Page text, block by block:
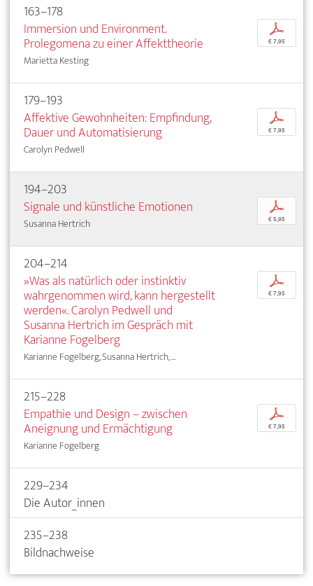
163–178
Immersion und Environment.
Prolegomena zu einer Affekttheorie
Marietta Kesting
p
€ 7,95
179–193
Affektive Gewohnheiten: Empfindung,
Dauer und Automatisierung
Carolyn Pedwell
p
€ 7,95
194–203
Signale und künstliche Emotionen
Susanna Hertrich
p
€ 5,95
204–214
»Was als natürlich oder instinktiv
wahrgenommen wird, kann hergestellt
werden«. Carolyn Pedwell und
Susanna Hertrich im Gespräch mit
Karianne Fogelberg
Karianne Fogelberg, Susanna Hertrich, ...
p
€ 7,95
215–228
Empathie und Design – zwischen
Aneignung und Ermächtigung
Karianne Fogelberg
p
€ 7,95
229–234
Die Autor_innen
235–238
Bildnachweise